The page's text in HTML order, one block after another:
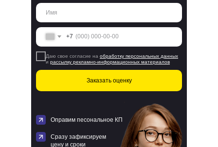
Сразу зафиксируем
цену и сроки
Оправим песональное КП
+7
Даю свое согласие на обработку персональных данных
и рассылку рекламно-информационных материалов
Заказать оценку